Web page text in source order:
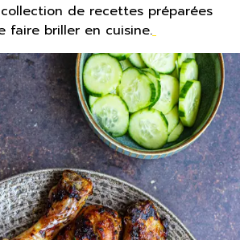
de recettes préparées
faire briller en cuisine.